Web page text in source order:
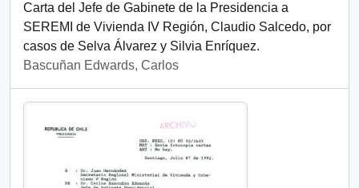
Carta del Jefe de Gabinete de la Presidencia a
SEREMI de Vivienda IV Región, Claudio Salcedo, por
casos de Selva Álvarez y Silvia Enríquez.
Bascuñan Edwards, Carlos